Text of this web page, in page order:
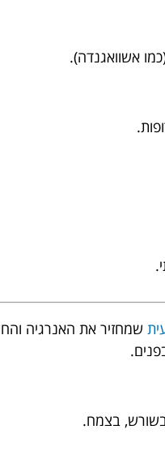
אשוואגנדה).
שמחזיר את האנרגיה
בצמח.